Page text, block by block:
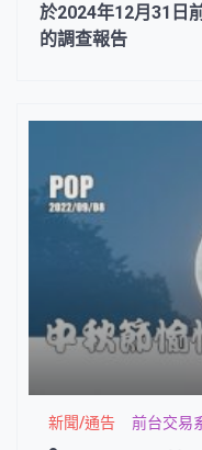
於2024年12月31日
的調查報告
新聞/通告 前台交易